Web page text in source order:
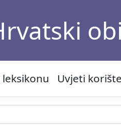
leksikonu Uvjeti